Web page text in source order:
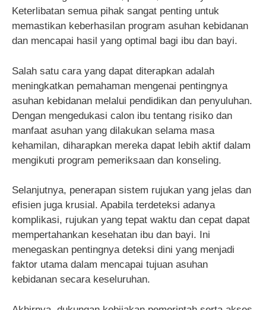
Keterlibatan semua pihak sangat penting untuk
memastikan keberhasilan program asuhan kebidanan
dan mencapai hasil yang optimal bagi ibu dan bayi.
Salah satu cara yang dapat diterapkan adalah
meningkatkan pemahaman mengenai pentingnya
asuhan kebidanan melalui pendidikan dan penyuluhan.
Dengan mengedukasi calon ibu tentang risiko dan
manfaat asuhan yang dilakukan selama masa
kehamilan, diharapkan mereka dapat lebih aktif dalam
mengikuti program pemeriksaan dan konseling.
Selanjutnya, penerapan sistem rujukan yang jelas dan
efisien juga krusial. Apabila terdeteksi adanya
komplikasi, rujukan yang tepat waktu dan cepat dapat
mempertahankan kesehatan ibu dan bayi. Ini
menegaskan pentingnya deteksi dini yang menjadi
faktor utama dalam mencapai tujuan asuhan
kebidanan secara keseluruhan.